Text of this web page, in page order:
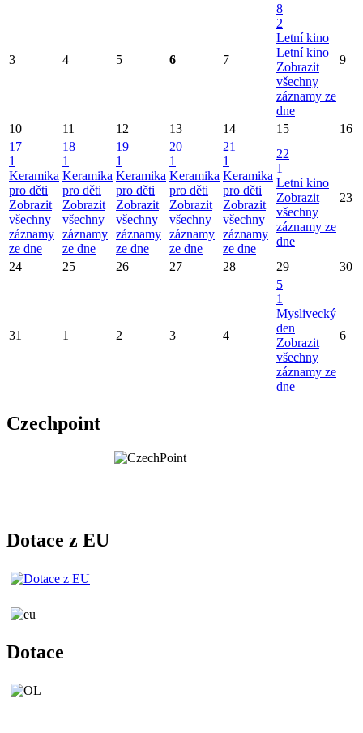
3 4 5 6 7
8
2
Letní kino
Letní kino
Zobrazit
všechny
záznamy ze
dne
9
10 11 12 13 14 15
16
17
1
Keramika
pro děti
Zobrazit
všechny
záznamy
ze dne
18
1
Keramika
pro děti
Zobrazit
všechny
záznamy
ze dne
19
1
Keramika
pro děti
Zobrazit
všechny
záznamy
ze dne
20
1
Keramika
pro děti
Zobrazit
všechny
záznamy
ze dne
21
1
Keramika
pro děti
Zobrazit
všechny
záznamy
ze dne
22
1
Letní kino
Zobrazit
všechny
záznamy ze
dne
23
24 25 26 27 28 29 30
31 1 2 3 4
5
1
Myslivecký
den
Zobrazit
všechny
záznamy ze
dne
6
Czechpoint
Dotace z EU
Dotace